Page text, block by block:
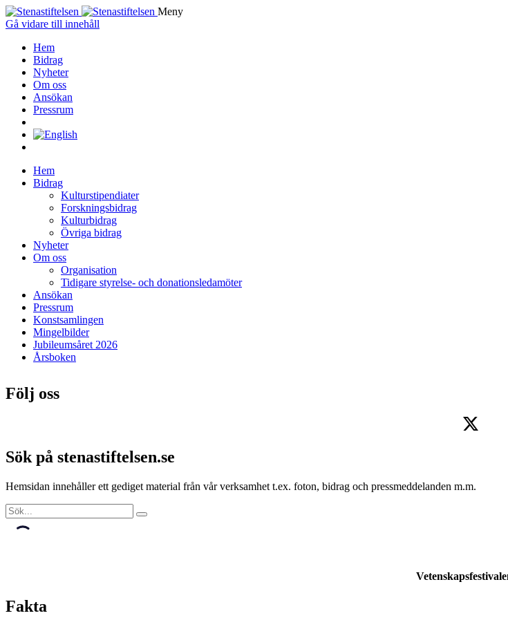
Meny
Gå vidare till innehåll
Hem
Bidrag
Nyheter
Om oss
Ansökan
Pressrum
Hem
Bidrag
Kulturstipendiater
Forskningsbidrag
Kulturbidrag
Övriga bidrag
Nyheter
Om oss
Organisation
Tidigare styrelse- och donationsledamöter
Ansökan
Pressrum
Konstsamlingen
Mingelbilder
Jubileumsåret 2026
Årsboken
Följ oss
Sök på stenastiftelsen.se
Hemsidan innehåller ett gediget material från vår verksamhet t.ex. foton, bidrag och pressmeddelanden m.m.
Fakta